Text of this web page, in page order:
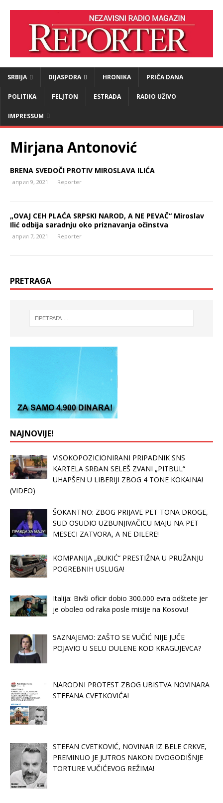
SRBIJA DIJASPORA HRONIKA PRIČA DANA
POLITIKA FELJTON ESTRADA RADIO UŽIVO
IMPRESSUM
Mirjana Antonović
BRENA SVEDOČI PROTIV MIROSLAVA ILIĆA
април 9, 2021 Reporter
„OVAJ CEH PLAĆA SRPSKI NAROD, A NE PEVAČ“ Miroslav
Ilić odbija saradnju oko priznavanja očinstva
април 7, 2021 Reporter
PRETRAGA
NAJNOVIJE!
VISOKOPOZICIONIRANI PRIPADNIK SNS
KARTELA SRĐAN SELEŠ ZVANI „PITBUL“
UHAPŠEN U LIBERIJI ZBOG 4 TONE KOKAINA!
(VIDEO)
ŠOKANTNO: ZBOG PRIJAVE PET TONA DROGE,
SUD OSUDIO UZBUNJIVAČICU MAJU NA PET
MESECI ZATVORA, A NE DILERE!
KOMPANIJA „ĐUKIĆ“ PRESTIŽNA U PRUŽANJU
POGREBNIH USLUGA!
Italija: Bivši oficir dobio 300.000 evra odštete jer
je oboleo od raka posle misije na Kosovu!
SAZNAJEMO: ZAŠTO SE VUČIĆ NIJE JUČE
POJAVIO U SELU DULENE KOD KRAGUJEVCA?
NARODNI PROTEST ZBOG UBISTVA NOVINARA
STEFANA CVETKOVIĆA!
STEFAN CVETKOVIĆ, NOVINAR IZ BELE CRKVE,
PREMINUO JE JUTROS NAKON DVOGODIŠNJE
TORTURE VUČIĆEVOG REŽIMA!